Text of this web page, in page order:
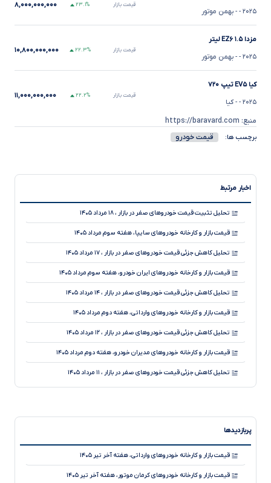
۲۰۲۵ - - بهمن موتور
قیمت بازار ۲۳.۱% ۸,۰۰۰,۰۰۰,۰۰۰
مزدا EZ۶ ۱.۵ لیتر
۲۰۲۵ - - بهمن موتور
قیمت بازار ۲۲.۳% ۱۰,۸۰۰,۰۰۰,۰۰۰
کیا EV۵ تیپ ۷۲۰
۲۰۲۵ - - کیا
قیمت بازار ۲۲.۲% ۱۱,۰۰۰,۰۰۰,۰۰۰
منبع: https://baravard.com
برچسب ها: قیمت خودرو
اخبار مرتبط
تحلیل تثبیت قیمت خودروهای صفر در بازار ، ۱۸ مرداد ۱۴۰۵
قیمت بازار و کارخانه خودروهای سایپا، هفته سوم مرداد ۱۴۰۵
تحلیل کاهش جزئی قیمت خودروهای صفر در بازار ، ۱۷ مرداد ۱۴۰۵
قیمت بازار و کارخانه خودروهای ایران خودرو، هفته سوم مرداد ۱۴۰۵
تحلیل کاهش جزئی قیمت خودروهای صفر در بازار ، ۱۴ مرداد ۱۴۰۵
قیمت بازار و کارخانه خودروهای وارداتی، هفته دوم مرداد ۱۴۰۵
تحلیل کاهش جزئی قیمت خودروهای صفر در بازار ، ۱۲ مرداد ۱۴۰۵
قیمت بازار و کارخانه خودروهای مدیران خودرو، هفته دوم مرداد ۱۴۰۵
تحلیل کاهش جزئی قیمت خودروهای صفر در بازار ، ۱۱ مرداد ۱۴۰۵
قیمت بازار و کارخانه خودروهای ایران خودرو، هفته دوم مرداد ۱۴۰۵
تحلیل تثبیت قیمت خودروهای صفر در بازار ، ۷ مرداد ۱۴۰۵
قیمت بازار و کارخانه خودروهای وارداتی، هفته اول مرداد ۱۴۰۵
پربازدیدها
قیمت بازار و کارخانه خودروهای وارداتی، هفته آخر تیر ۱۴۰۵
قیمت بازار و کارخانه خودروهای کرمان موتور، هفته آخر تیر ۱۴۰۵